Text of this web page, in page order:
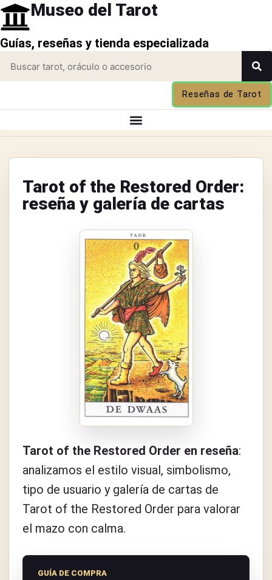
Museo del Tarot
Guías, reseñas y tienda especializada
Reseñas de Tarot
Tarot of the Restored Order:
reseña y galería de cartas
Tarot of the Restored Order en reseña:
analizamos el estilo visual, simbolismo,
tipo de usuario y galería de cartas de
Tarot of the Restored Order para valorar
el mazo con calma.
GUÍA DE COMPRA